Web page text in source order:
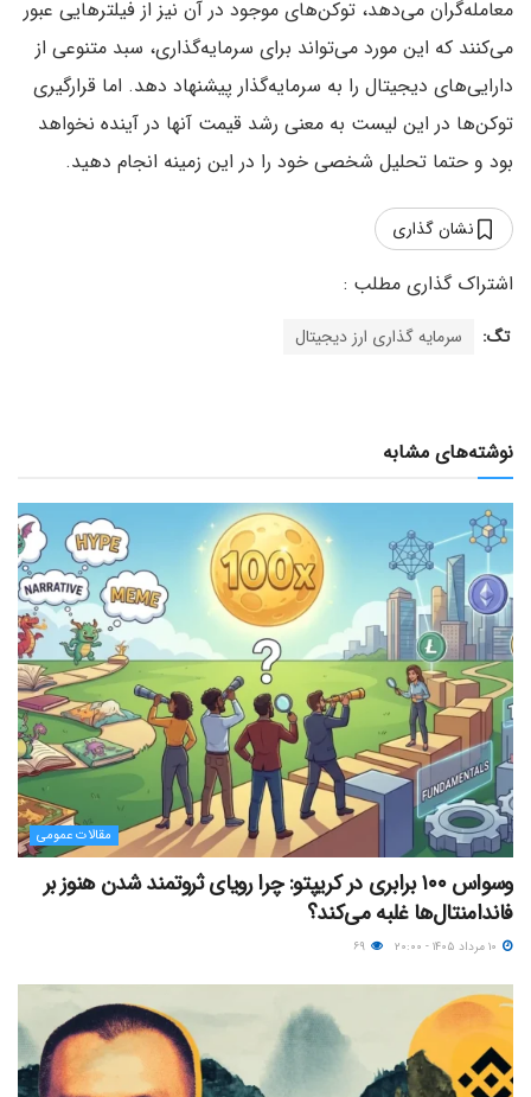
معامله‌گران می‌دهد، توکن‌های موجود در آن نیز از فیلترهایی عبور
می‌کنند که این مورد می‌تواند برای سرمایه‌گذاری، سبد متنوعی از
دارایی‌های دیجیتال را به سرمایه‌گذار پیشنهاد دهد. اما قرارگیری
توکن‌ها در این لیست به معنی رشد قیمت آنها در آینده نخواهد
بود و حتما تحلیل شخصی خود را در این زمینه انجام دهید.
نشان گذاری
تگ: سرمایه گذاری ارز دیجیتال
نوشته‌های مشابه
مقالات عمومی
وسواس ۱۰۰ برابری در کریپتو: چرا رویای ثروتمند شدن هنوز بر
فاندامنتال‌ها غلبه می‌کند؟